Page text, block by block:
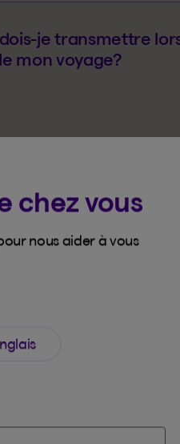
je transmettre
mon voyage?
interruption
suis-je couvert
chez vous
nous aider à vous